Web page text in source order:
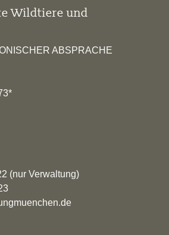
Wildtiere und
ABSPRACHE
(nur Verwaltung)